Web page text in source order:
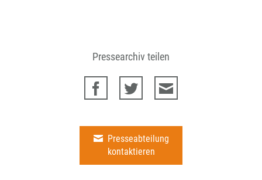
Pressearchiv teilen
Presseabteilung
kontaktieren